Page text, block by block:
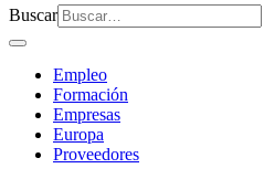
Buscar
Empleo
Formación
Empresas
Europa
Proveedores